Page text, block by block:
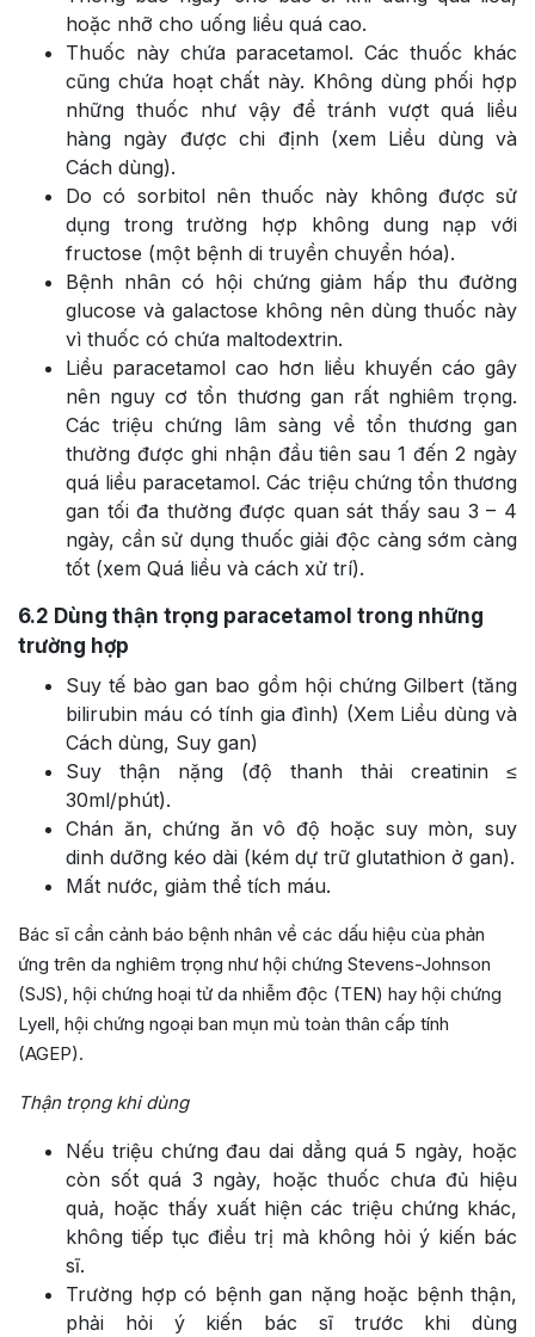
hoặc nhỡ cho uống liều quá cao.
Thuốc này chứa paracetamol. Các thuốc khác
cũng chứa hoạt chất này. Không dùng phối hợp
những thuốc như vậy để tránh vượt quá liều
hàng ngày được chi định (xem Liều dùng và
Cách dùng).
Do có sorbitol nên thuốc này không được sử
dụng trong trường hợp không dung nạp với
fructose (một bệnh di truyền chuyển hóa).
Bệnh nhân có hội chứng giảm hấp thu đường
glucose và galactose không nên dùng thuốc này
vì thuốc có chứa maltodextrin.
Liều paracetamol cao hơn liều khuyến cáo gây
nên nguy cơ tổn thương gan rất nghiêm trọng.
Các triệu chứng lâm sàng về tổn thương gan
thường được ghi nhận đầu tiên sau 1 đến 2 ngày
quá liều paracetamol. Các triệu chứng tổn thương
gan tối đa thường được quan sát thấy sau 3 – 4
ngày, cần sử dụng thuốc giải độc càng sớm càng
tốt (xem Quá liều và cách xử trí).
6.2 Dùng thận trọng paracetamol trong những
trường hợp
Suy tế bào gan bao gồm hội chứng Gilbert (tăng
bilirubin máu có tính gia đình) (Xem Liều dùng và
Cách dùng, Suy gan)
Suy thận nặng (độ thanh thải creatinin ≤
30ml/phút).
Chán ăn, chứng ăn vô độ hoặc suy mòn, suy
dinh dưỡng kéo dài (kém dự trữ glutathion ở gan).
Mất nước, giảm thể tích máu.
Bác sĩ cần cảnh báo bệnh nhân về các dấu hiệu cùa phản
ứng trên da nghiêm trọng như hội chứng Stevens-Johnson
(SJS), hội chứng hoại tử da nhiễm độc (TEN) hay hội chứng
Lyell, hội chứng ngoại ban mụn mủ toàn thân cấp tính
(AGEP).
Thận trọng khi dùng
Nếu triệu chứng đau dai dẳng quá 5 ngày, hoặc
còn sốt quá 3 ngày, hoặc thuốc chưa đủ hiệu
quả, hoặc thấy xuất hiện các triệu chứng khác,
không tiếp tục điều trị mà không hỏi ý kiến bác
sĩ.
Trường hợp có bệnh gan nặng hoặc bệnh thận,
phải hỏi ý kiến bác sĩ trước khi dùng